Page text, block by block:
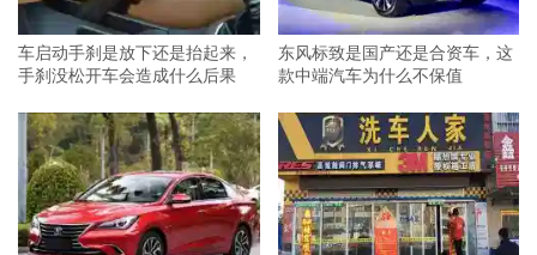
车启动手刹是放下还是抬起来，
手刹没松开车会造成什么后果
东风标致是国产还是合资车，这
款中端汽车为什么不保值